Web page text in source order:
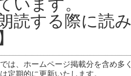
います。
読する際に読
は、ホームページ掲載分を含め多
定期的に更新いたします。